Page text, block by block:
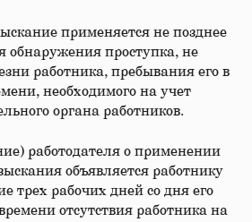
применяется не позднее
обнаружения проступка, не
работника, пребывания его в
необходимого на учет
органа работников.
работодателя о применении
объявляется работнику
трех рабочих дней со дня его
отсутствия работника на